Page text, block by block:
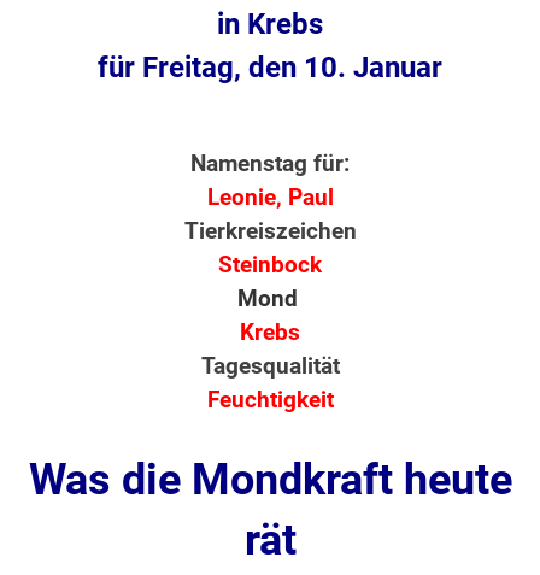
in Krebs
für Freitag, den 10. Januar
Namenstag für:
Leonie, Paul
Tierkreiszeichen
Steinbock
Mond
Krebs
Tagesqualität
Feuchtigkeit
Was die Mondkraft heute
rät